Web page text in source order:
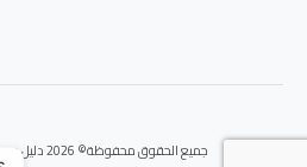
اطباء انف واذن وحنجرة(4)
اطباء اورام وعلاج كيميائى
جميع الحقوق محفوظة© 2026 دليل مصر | برعايه